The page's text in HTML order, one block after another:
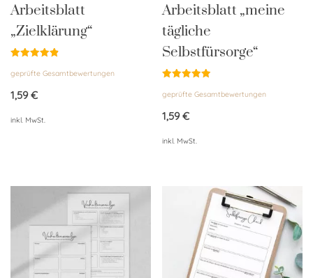
Arbeitsblatt
„Zielklärung“
mit
von 5
geprüfte Gesamtbewertungen
1,59€
inkl. MwSt.
Arbeitsblatt „meine
tägliche
Selbstfürsorge“
mit
von 5
geprüfte Gesamtbewertungen
1,59€
inkl. MwSt.